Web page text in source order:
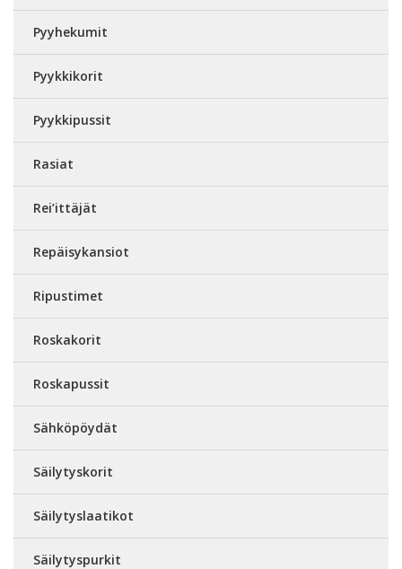
Pyyhekumit
Pyykkikorit
Pyykkipussit
Rasiat
Rei’ittäjät
Repäisykansiot
Ripustimet
Roskakorit
Roskapussit
Sähköpöydät
Säilytyskorit
Säilytyslaatikot
Säilytyspurkit